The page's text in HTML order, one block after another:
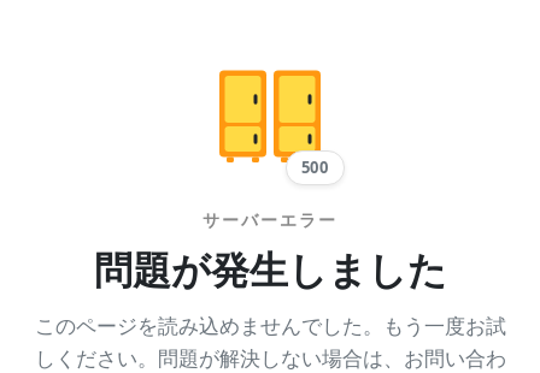
500
サーバーエラー
問題が発生しました
このページを読み込めませんでした。もう一度お試
しください。問題が解決しない場合は、お問い合わ